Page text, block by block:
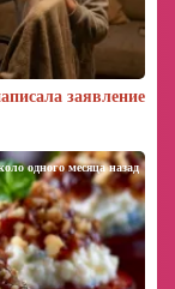
заявление
одного месяца назад